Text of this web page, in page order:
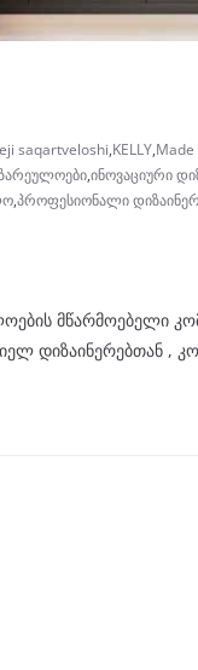
saqartveloshi,KELLY,
,ინოვაციური
,პროფესიონალი
მწარმოებელი
დიზაინერებთან ,